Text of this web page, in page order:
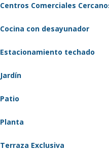
Centros Comerciales
Cocina con desayunador
Estacionamiento techado
Jardín
Patio
Planta
Terraza Exclusiva